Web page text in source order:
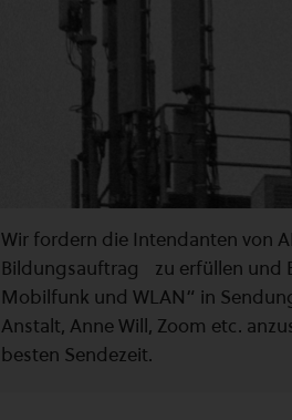
Wir fordern die Intendanten von
Bildungsauftrag zu erfüllen und
Mobilfunk und WLAN“ in
Anstalt, Anne Will, Zoom etc.
besten Sendezeit.